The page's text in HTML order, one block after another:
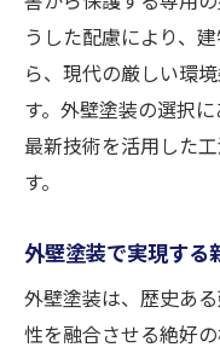
うした配慮により、
ら、現代の厳しい環
す。外壁塗装の選択に
最新技術を活用した
す。
外壁塗装で実現する
外壁塗装は、歴史あ
性を融合させる絶好